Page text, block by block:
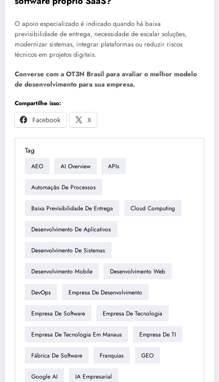
O apoio especializado é indicado quando há baixa
previsibilidade de entrega, necessidade de escalar soluções,
modernizar sistemas, integrar plataformas ou reduzir riscos
técnicos em projetos digitais.
Converse com a OT3N Brasil para avaliar o melhor modelo
de desenvolvimento para sua empresa.
Compartilhe isso:
Facebook
X
Tag
AEO AI Overview APIs
Automação De Processos
Baixa Previsibilidade De Entrega Cloud Computing
Desenvolvimento De Aplicativos
Desenvolvimento De Sistemas
Desenvolvimento Mobile Desenvolvimento Web
DevOps Empresa De Desenvolvimento
Empresa De Software Empresa De Tecnologia
Empresa De Tecnologia Em Manaus Empresa De TI
Fábrica De Software Franquias GEO
Google AI IA Empresarial